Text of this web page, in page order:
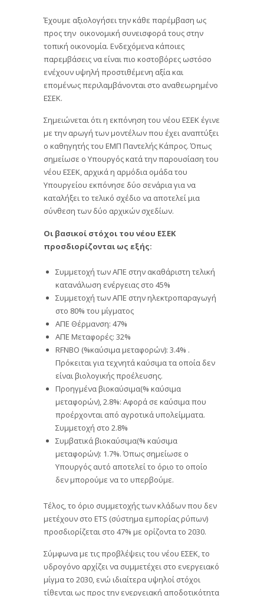
Έχουμε αξιολογήσει την κάθε παρέμβαση ως
προς την οικονομική συνεισφορά τους στην
τοπική οικονομία. Ενδεχόμενα κάποιες
παρεμβάσεις να είναι πιο κοστοβόρες ωστόσο
ενέχουν υψηλή προστιθέμενη αξία και
επομένως περιλαμβάνονται στο αναθεωρημένο
ΕΣΕΚ.
Σημειώνεται ότι η εκπόνηση του νέου ΕΣΕΚ έγινε
με την αρωγή των μοντέλων που έχει αναπτύξει
ο καθηγητής του ΕΜΠ Παντελής Κάπρος. Όπως
σημείωσε ο Υπουργός κατά την παρουσίαση του
νέου ΕΣΕΚ, αρχικά η αρμόδια ομάδα του
Υπουργείου εκπόνησε δύο σενάρια για να
καταλήξει το τελικό σχέδιο να αποτελεί μια
σύνθεση των δύο αρχικών σχεδίων.
Οι βασικοί στόχοι του νέου ΕΣΕΚ
προσδιορίζονται ως εξής:
Συμμετοχή των ΑΠΕ στην ακαθάριστη τελική
κατανάλωση ενέργειας στο 45%
Συμμετοχή των ΑΠΕ στην ηλεκτροπαραγωγή
στο 80% του μίγματος
ΑΠΕ Θέρμανση: 47%
ΑΠΕ Μεταφορές: 32%
RFNBO (%καύσιμα μεταφορών): 3.4% .
Πρόκειται για τεχνητά καύσιμα τα οποία δεν
είναι βιολογικής προέλευσης.
Προηγμένα βιοκαύσιμα(% καύσιμα
μεταφορών), 2.8%: Αφορά σε καύσιμα που
προέρχονται από αγροτικά υπολείμματα.
Συμμετοχή στο 2.8%
Συμβατικά βιοκαύσιμα(% καύσιμα
μεταφορών): 1.7%. Όπως σημείωσε ο
Υπουργός αυτό αποτελεί το όριο το οποίο
δεν μπορούμε να το υπερβούμε.
Τέλος, το όριο συμμετοχής των κλάδων που δεν
μετέχουν στο ETS (σύστημα εμπορίας ρύπων)
προσδιορίζεται στο 47% με ορίζοντα το 2030.
Σύμφωνα με τις προβλέψεις του νέου ΕΣΕΚ, το
υδρογόνο αρχίζει να συμμετέχει στο ενεργειακό
μίγμα το 2030, ενώ ιδιαίτερα υψηλοί στόχοι
τίθενται ως προς την ενεργειακή αποδοτικότητα